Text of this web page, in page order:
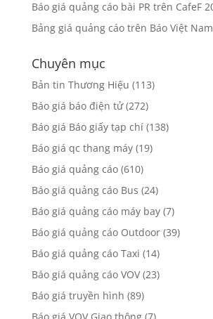
Báo giá quảng cáo bài PR trên CafeF
Bảng giá quảng cáo trên Báo Việt
Chuyên mục
Bản tin Thương Hiệu (113)
Báo giá báo điện tử(272)
Báo giá Báo giấy tạp chí(138)
Báo giá qc thang máy(19)
Báo giá quảng cáo(610)
Báo giá quảng cáo Bus (24)
Báo giá quảng cáo máy bay(7)
Báo giá quảng cáo Outdoor(39)
Báo giá quảng cáo Taxi (14)
Báo giá quảng cáo VOV(23)
Báo giá truyền hình (89)